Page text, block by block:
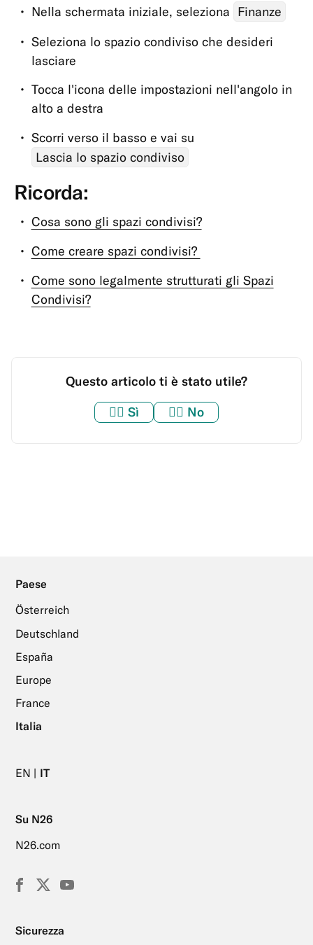
Nella schermata iniziale, seleziona Finanze
Seleziona lo spazio condiviso che desideri
lasciare
Tocca l'icona delle impostazioni nell'angolo in
alto a destra
Scorri verso il basso e vai su
Lascia lo spazio condiviso
Ricorda:
Cosa sono gli spazi condivisi?
Come creare spazi condivisi?
Come sono legalmente strutturati gli Spazi
Condivisi?
Questo articolo ti è stato utile?
👍🏼Sì 👎🏼 No
Paese
Österreich
Deutschland
España
Europe
France
Italia
EN IT
Su N26
N26.com
Facebook
X
YouTube
Sicurezza